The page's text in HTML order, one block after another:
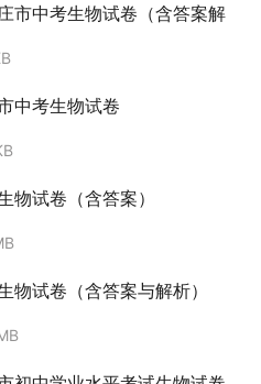
市中考生物试卷（含答案解
中考生物试卷
试卷（含答案）
试卷（含答案与解析）